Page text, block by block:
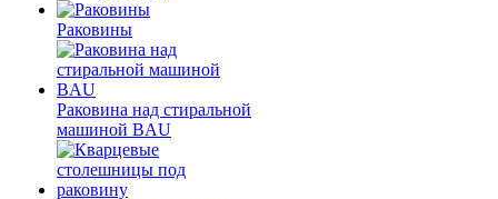
Раковины
Раковина над стиральной
машиной BAU